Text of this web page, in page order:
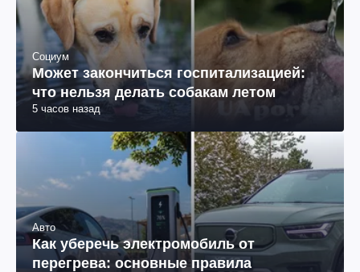
Социум
Может закончиться госпитализацией:
что нельзя делать собакам летом
5 часов назад
Авто
Как уберечь электромобиль от
перегрева: основные правила